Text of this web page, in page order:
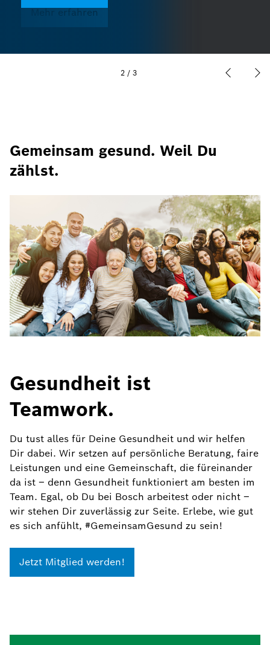
Mehr erfahren
Mehr erfahren
2 /3
Gemeinsam gesund. Weil Du
zählst.
Gesundheit ist
Teamwork.
Du tust alles für Deine Gesundheit und wir helfen
Dir dabei. Wir setzen auf persönliche Beratung, faire
Leistungen und eine Gemeinschaft, die füreinander
da ist – denn Gesundheit funktioniert am besten im
Team. Egal, ob Du bei Bosch arbeitest oder nicht –
wir stehen Dir zuverlässig zur Seite. Erlebe, wie gut
es sich anfühlt, #GemeinsamGesund zu sein!
Jetzt Mitglied werden!